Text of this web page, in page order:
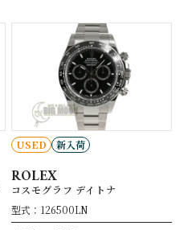
USED 新入荷
ROLEX
コスモグラフ デイトナ
型式：126500LN